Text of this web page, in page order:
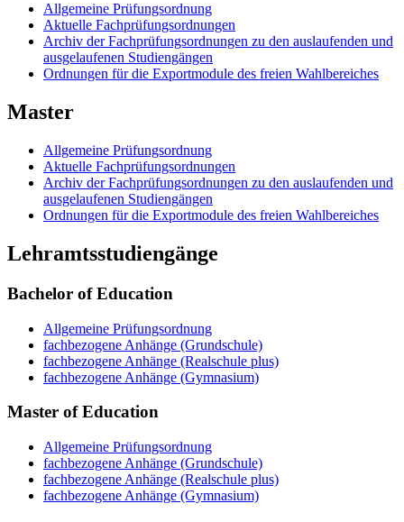
Allgemeine Prüfungsordnung
Aktuelle Fachprüfungsordnungen
Archiv der Fachprüfungsordnungen zu den auslaufenden und
ausgelaufenen Studiengängen
Ordnungen für die Exportmodule des freien Wahlbereiches
Master
Allgemeine Prüfungsordnung
Aktuelle Fachprüfungsordnungen
Archiv der Fachprüfungsordnungen zu den auslaufenden und
ausgelaufenen Studiengängen
Ordnungen für die Exportmodule des freien Wahlbereiches
Lehramtsstudiengänge
Bachelor of Education
Allgemeine Prüfungsordnung
fachbezogene Anhänge (Grundschule)
fachbezogene Anhänge (Realschule plus)
fachbezogene Anhänge (Gymnasium)
Master of Education
Allgemeine Prüfungsordnung
fachbezogene Anhänge (Grundschule)
fachbezogene Anhänge (Realschule plus)
fachbezogene Anhänge (Gymnasium)